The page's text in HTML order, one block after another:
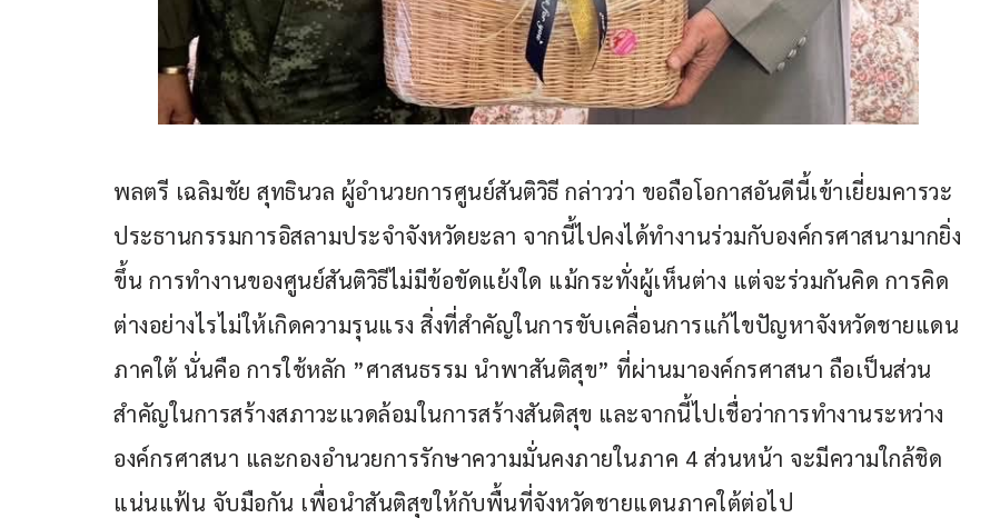
พลตรี เฉลิมชัย สุทธินวล ผู้อำนวยการศูนย์สันติวิธี กล่าวว่า ขอถือโอกาสอันดีนี้เข้าเยี่ยมคารวะ
ประธานกรรมการอิสลามประจำจังหวัดยะลา จากนี้ไปคงได้ทำงานร่วมกับองค์กรศาสนามากยิ่ง
ขึ้น การทำงานของศูนย์สันติวิธีไม่มีข้อขัดแย้งใด แม้กระทั่งผู้เห็นต่าง แต่จะร่วมกันคิด การคิด
ต่างอย่างไรไม่ให้เกิดความรุนแรง สิ่งที่สำคัญในการขับเคลื่อนการแก้ไขปัญหาจังหวัดชายแดน
ภาคใต้ นั่นคือ การใช้หลัก ”ศาสนธรรม นำพาสันติสุข” ที่ผ่านมาองค์กรศาสนา ถือเป็นส่วน
สำคัญในการสร้างสภาวะแวดล้อมในการสร้างสันติสุข และจากนี้ไปเชื่อว่าการทำงานระหว่าง
องค์กรศาสนา และกองอำนวยการรักษาความมั่นคงภายในภาค 4 ส่วนหน้า จะมีความใกล้ชิด
แน่นแฟ้น จับมือกัน เพื่อนำสันติสุขให้กับพื้นที่จังหวัดชายแดนภาคใต้ต่อไป